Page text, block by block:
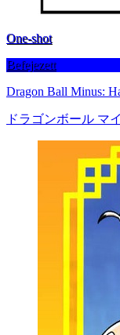
One-shot
Befejezett
Dragon Ball Minus:
ドラゴンボール マ